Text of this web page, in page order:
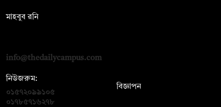
মাহবুব রনি
info@thedailycampus.com
নিউজরুম:
০১৫৭২০৯৯১০৫
০১৭৮৫৭১৬২৭৮
বিজ্ঞাপন